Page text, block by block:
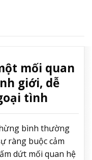
mối quan
giới, dễ
tình
bình thường
ràng buộc cảm
dứt mối quan hệ